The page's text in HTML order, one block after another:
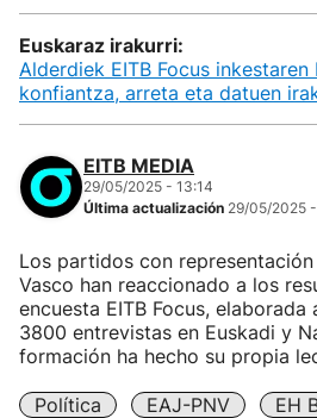
Euskaraz irakurri:
Alderdiek EITB Focus
konfiantza, arreta eta datuen
EITB MEDIA
29/05/2025 - 13:14
Última actualización 29/05/2025 -
Los partidos con
Vasco han reaccionado a los
encuesta EITB Focus,
3800 entrevistas en Euskadi y
formación ha hecho su propia
Política EAJ-PNV EH